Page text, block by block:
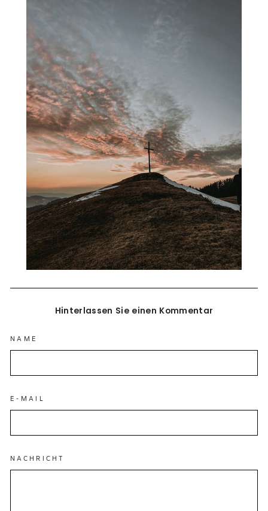
Hinterlassen Sie einen Kommentar
NAME
E-MAIL
NACHRICHT